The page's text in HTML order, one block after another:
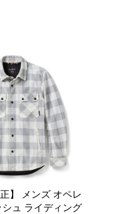
】 メンズ オペレ
ュ ライディング